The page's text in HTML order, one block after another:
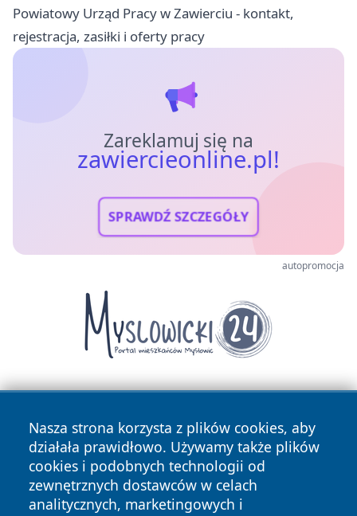
Powiatowy Urząd Pracy w Zawierciu - kontakt,
rejestracja, zasiłki i oferty pracy
Zareklamuj się na
zawiercieonline.pl!
SPRAWDŹ SZCZEGÓŁY
autopromocja
Nasza strona korzysta z plików cookies, aby
działała prawidłowo. Używamy także plików
cookies i podobnych technologii od
zewnętrznych dostawców w celach
analitycznych, marketingowych i
Copyright © 2026 zawiercieonline.pl Wszystkie prawa
zastrzeżone.